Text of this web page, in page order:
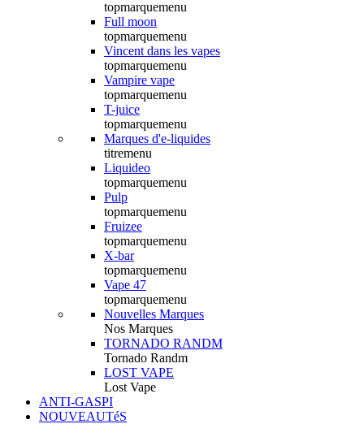
topmarquemenu
Full moon
topmarquemenu
Vincent dans les vapes
topmarquemenu
Vampire vape
topmarquemenu
T-juice
topmarquemenu
Marques d'e-liquides
titremenu
Liquideo
topmarquemenu
Pulp
topmarquemenu
Fruizee
topmarquemenu
X-bar
topmarquemenu
Vape 47
topmarquemenu
Nouvelles Marques
Nos Marques
TORNADO RANDM
Tornado Randm
LOST VAPE
Lost Vape
ANTI-GASPI
NOUVEAUTéS